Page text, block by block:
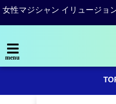
女性マジシャン イリュージョ
menu